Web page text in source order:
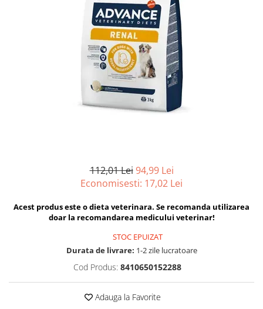
Oferte
112,01 Lei 94,99 Lei
Economisesti: 17,02 Lei
Acest produs este o dieta veterinara. Se recomanda utilizarea
doar la recomandarea medicului veterinar!
STOC EPUIZAT
Durata de livrare: 1-2 zile lucratoare
Cod Produs: 8410650152288
Adauga la Favorite